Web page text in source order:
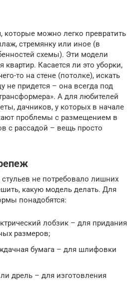
которые можно легко превратить
стремянку или иное (в
схемы). Эти модели
квартир. Касается ли это уборки,
то на стене (потолке), искать
не придется – она всегда под
А для любителей
дачников, у которых в начале
проблемы с размещением в
с рассадой – вещь просто
не потребовало лишних
какую модель делать. Для
понадобятся:
лобзик – для придания
размеров;
бумага – для шлифовки
дрель – для изготовления